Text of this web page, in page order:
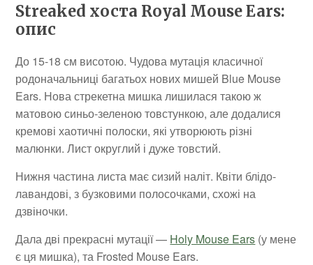
Streaked хоста Royal Mouse Ears:
опис
До 15-18 см висотою. Чудова мутація класичної
родоначальниці багатьох нових мишей Blue Mouse
Ears. Нова стрекетна мишка лишилася такою ж
матовою синьо-зеленою товстункою, але додалися
кремові хаотичні полоски, які утворюють різні
малюнки. Лист округлий і дуже товстий.
Нижня частина листа має сизий наліт. Квіти блідо-
лавандові, з бузковими полосочками, схожі на
дзвіночки.
Дала дві прекрасні мутації — Holy Mouse Ears (у мене
є ця мишка), та Frosted Mouse Ears.